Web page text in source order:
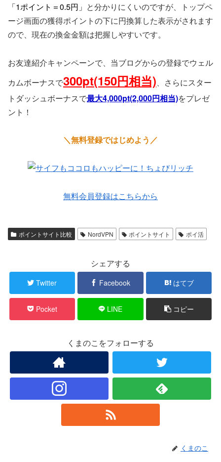
「1ポイント＝0.5円」 と分かりにくいのですが、トップペ
ージ画面の獲得ポイントの下に円換算した表示がされます
ので、現在の換金金額は把握しやすいです。
お友達紹介キャンペーンで、当ブログからの登録でウェル
カムボーナスで300pt(150円相当) 、さらにスター
トダッシュボーナスで最大4,000pt(2,000円相当)をプレゼ
ント！
＼無料登録ではじめよう／
無料会員登録はこちらから
ポイントサイト比較 NordVPN ポイントサイト ポイ活
シェアする
Twitter Facebook はてブ
Pocket LINE コピー
くまのこをフォローする
くまのこ